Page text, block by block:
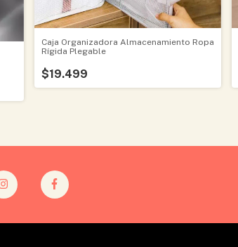
Caja Organizadora Almacenamiento Ropa
Rígida Plegable
$19.499